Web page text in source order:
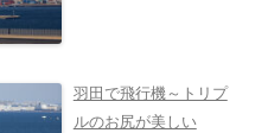
羽田で飛行機～トリプ
ルのお尻が美しい